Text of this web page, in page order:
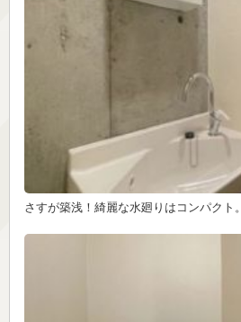
さすが築浅！綺麗な水廻りはコンパクト。